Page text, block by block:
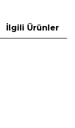
İlgili Ürünler